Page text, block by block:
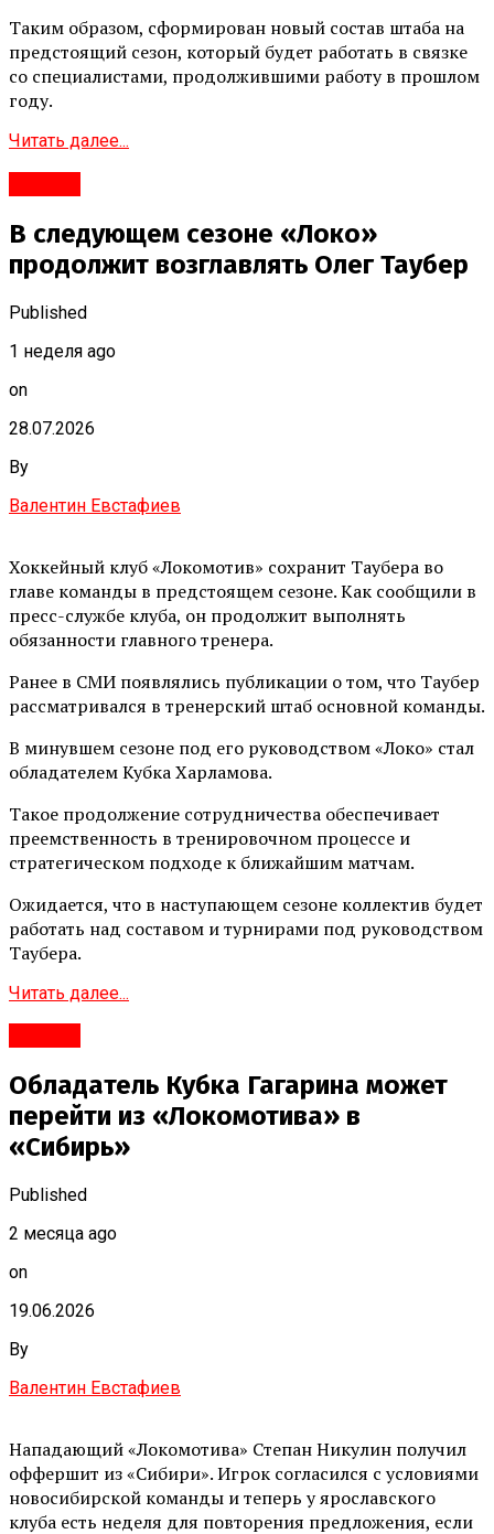
Таким образом, сформирован новый состав штаба на
предстоящий сезон, который будет работать в связке
со специалистами, продолжившими работу в прошлом
году.
Читать далее...
В следующем сезоне «Локо»
продолжит возглавлять Олег Таубер
Published
1 неделя ago
on
28.07.2026
By
Валентин Евстафиев
Хоккейный клуб «Локомотив» сохранит Таубера во
главе команды в предстоящем сезоне. Как сообщили в
пресс-службе клуба, он продолжит выполнять
обязанности главного тренера.
Ранее в СМИ появлялись публикации о том, что Таубер
рассматривался в тренерский штаб основной команды.
В минувшем сезоне под его руководством «Локо» стал
обладателем Кубка Харламова.
Такое продолжение сотрудничества обеспечивает
преемственность в тренировочном процессе и
стратегическом подходе к ближайшим матчам.
Ожидается, что в наступающем сезоне коллектив будет
работать над составом и турнирами под руководством
Таубера.
Читать далее...
Обладатель Кубка Гагарина может
перейти из «Локомотива» в
«Сибирь»
Published
2 месяца ago
on
19.06.2026
By
Валентин Евстафиев
Нападающий «Локомотива» Степан Никулин получил
оффершит из «Сибири». Игрок согласился с условиями
новосибирской команды и теперь у ярославского
клуба есть неделя для повторения предложения, если